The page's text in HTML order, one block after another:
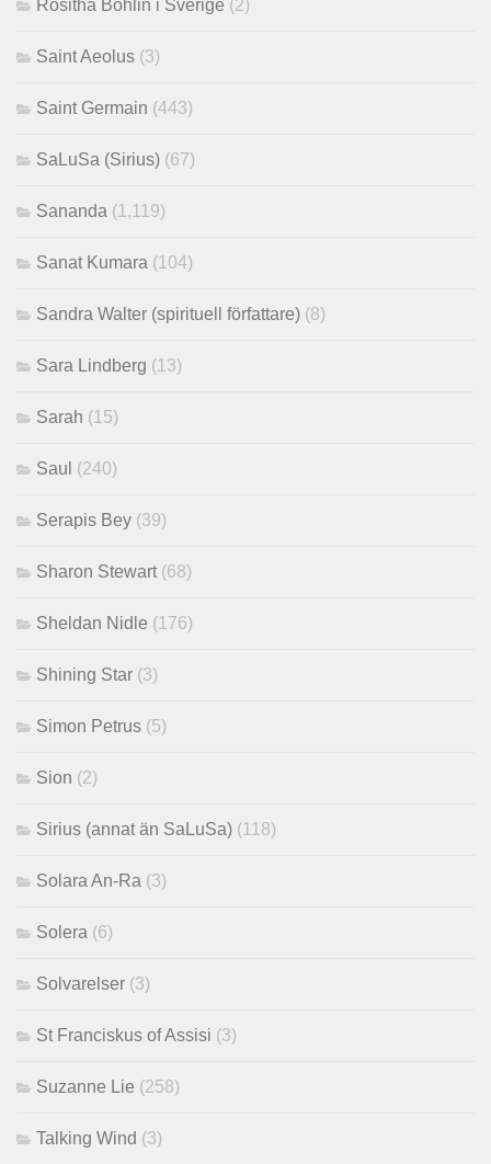
Rositha Bohlin i Sverige (2)
Saint Aeolus (3)
Saint Germain (443)
SaLuSa (Sirius) (67)
Sananda (1,119)
Sanat Kumara (104)
Sandra Walter (spirituell författare) (8)
Sara Lindberg (13)
Sarah (15)
Saul (240)
Serapis Bey (39)
Sharon Stewart (68)
Sheldan Nidle (176)
Shining Star (3)
Simon Petrus (5)
Sion (2)
Sirius (annat än SaLuSa) (118)
Solara An-Ra (3)
Solera (6)
Solvarelser (3)
St Franciskus of Assisi (3)
Suzanne Lie (258)
Talking Wind (3)